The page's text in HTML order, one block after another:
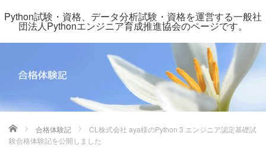
Python試験・資格、データ分析試験・資格を運営する一般社
団法人Pythonエンジニア育成推進協会のページです。
ホーム 合格体験記
CL株式会社 aya様のPython 3 エンジニア認定基礎試
験合格体験記を公開しました